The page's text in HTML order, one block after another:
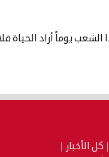
يوماً أراد الحياة
كل الأخبار